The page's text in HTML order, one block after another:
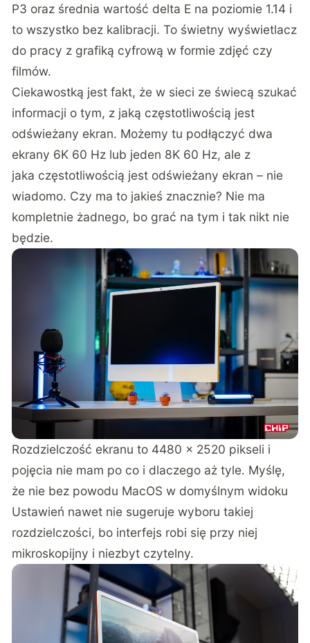
P3 oraz średnia wartość delta E na poziomie 1.14 i
to wszystko bez kalibracji. To świetny wyświetlacz
do pracy z grafiką cyfrową w formie zdjęć czy
filmów.
Ciekawostką jest fakt, że w sieci ze świecą szukać
informacji o tym, z jaką częstotliwością jest
odświeżany ekran. Możemy tu podłączyć dwa
ekrany 6K 60 Hz lub jeden 8K 60 Hz, ale z
jaka częstotliwością jest odświeżany ekran – nie
wiadomo. Czy ma to jakieś znacznie? Nie ma
kompletnie żadnego, bo grać na tym i tak nikt nie
będzie.
Rozdzielczość ekranu to 4480 x 2520 pikseli i
pojęcia nie mam po co i dlaczego aż tyle. Myślę,
że nie bez powodu MacOS w domyślnym widoku
Ustawień nawet nie sugeruje wyboru takiej
rozdzielczości, bo interfejs robi się przy niej
mikroskopijny i niezbyt czytelny.